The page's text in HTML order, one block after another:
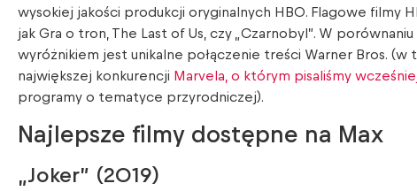
wysokiej jakości produkcji oryginalnych HBO. Flagowe filmy
jak Gra o tron, The Last of Us, czy „Czarnobyl”. W
wyróżnikiem jest unikalne połączenie treści Warner Bros. (w
największej konkurencji Marvela, o którym pisaliśmy
programy o tematyce przyrodniczej).
Najlepsze filmy dostępne na Max
„Joker” (2019)